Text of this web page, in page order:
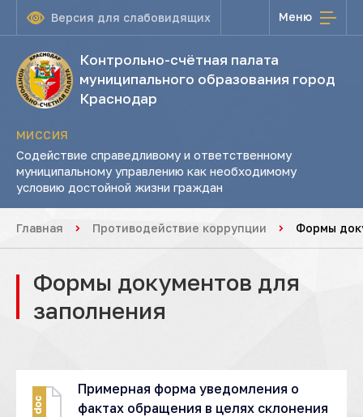
Версия для слабовидящих Меню
Контрольно-счётная палата
муниципального образования город
Краснодар
МИССИЯ
Содействие справедливому и ответственному
муниципальному управлению как необходимому
условию достойной жизни граждан
Главная Противодействие коррупции Формы
Формы документов для
заполнения
doc
Примерная форма уведомления о
фактах обращения в целях склонения